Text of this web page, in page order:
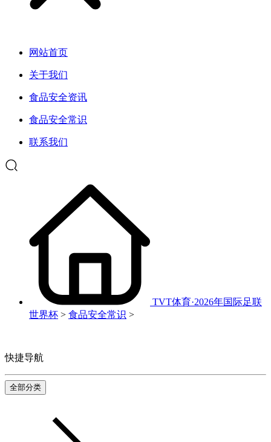
网站首页
关于我们
食品安全资讯
食品安全常识
联系我们
TVT体育·2026年国际足联
世界杯 > 食品安全常识 >
快捷导航
全部分类